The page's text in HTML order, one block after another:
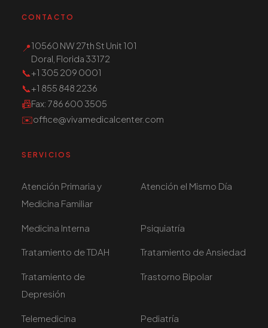
CONTACTO
📍10560 NW 27th St Unit 101
Doral, Florida 33172
📞+1 305 209 0001
📞+1 855 848 2236
📠Fax: 786 600 3505
✉️office@vivamedicalcenter.com
SERVICIOS
Atención Primaria y
Medicina Familiar
Atención el Mismo Día
Medicina Interna Psiquiatría
Tratamiento de TDAH Tratamiento de Ansiedad
Tratamiento de
Depresión
Trastorno Bipolar
Telemedicina Pediatría